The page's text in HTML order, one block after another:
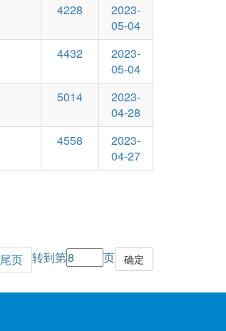
4228
2023-
05-04
4432
2023-
05-04
5014
2023-
04-28
4558
2023-
04-27
尾页 转到第 页